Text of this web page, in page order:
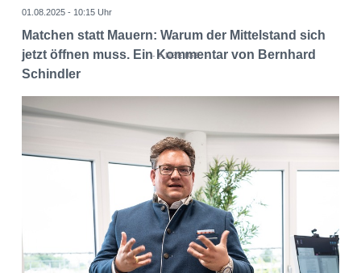
01.08.2025 - 10:15 Uhr
Matchen statt Mauern: Warum der Mittelstand sich
jetzt öffnen muss. Ein Kommentar von Bernhard
Schindler